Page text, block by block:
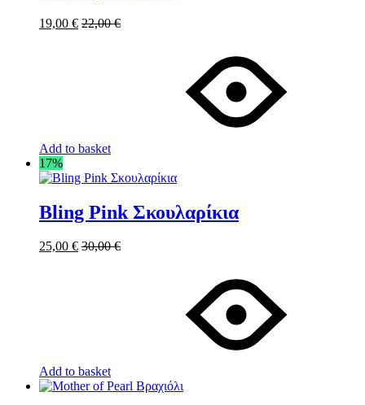
19,00 € 22,00€
Add to basket
17%
Bling Pink Σκουλαρίκια
25,00 € 30,00€
Add to basket